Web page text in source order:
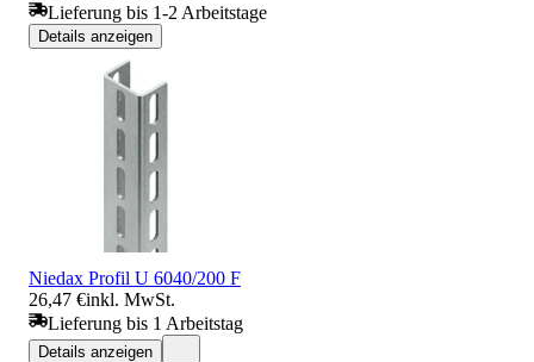
Lieferung bis 1-2 Arbeitstage
Details anzeigen
Niedax Profil U 6040/200 F
26,47 €inkl. MwSt.
Lieferung bis 1 Arbeitstag
Details anzeigen